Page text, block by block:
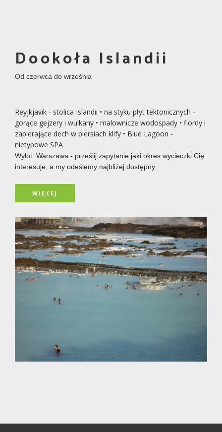
Dookoła Islandii
Od czerwca do września
Reyjkjavik - stolica Islandii • na styku płyt tektonicznych -
gorące gejzery i wulkany • malownicze wodospady • fiordy i
zapierające dech w piersiach klify • Blue Lagoon -
nietypowe SPA
Wylot: Warszawa - prześlij zapytanie jaki okres wycieczki Cię
interesuje, a my odeślemy najbliżej dostępny
WIĘCEJ